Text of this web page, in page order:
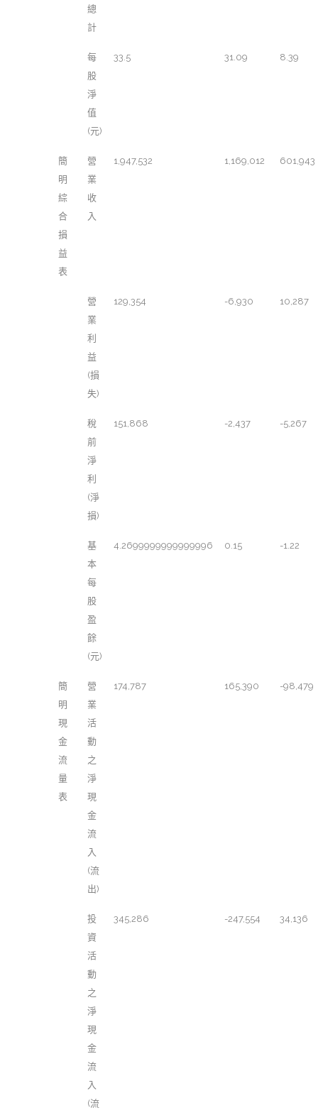
總
計
每
股
淨
值
(元)
33.5 31.09 8.39
簡
明
綜
合
損
益
表
營
業
收
入
1,947,532 1,169,012 601,943
營
業
利
益
(損
失)
129,354 -6,930 10,287
稅
前
淨
利
(淨
損)
151,868 -2,437 -5,267
基
本
每
股
盈
餘
(元)
4.2699999999999996 0.15 -1.22
簡
明
現
金
流
量
表
營
業
活
動
之
淨
現
金
流
入
(流
出)
174,787 165,390 -98,479
投
資
活
動
之
淨
現
金
流
入
(流
345,286 -247,554 34,136